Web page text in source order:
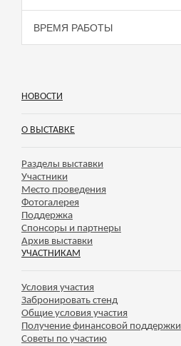
ВРЕМЯ РАБОТЫ
НОВОСТИ
О ВЫСТАВКЕ
Разделы выставки
Участники
Место проведения
Фотогалерея
Поддержка
Спонсоры и партнеры
Архив выставки
УЧАСТНИКАМ
Условия участия
Забронировать стенд
Общие условия участия
Получение финансовой поддержки
Советы по участию